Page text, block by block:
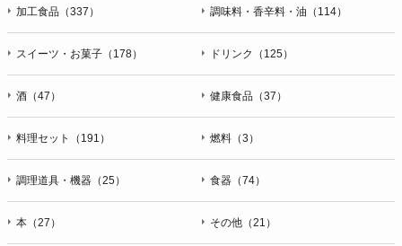
加工食品（337） 調味料・香辛料・油（114）
スイーツ・お菓子（178） ドリンク（125）
酒（47） 健康食品（37）
料理セット（191） 燃料（3）
調理道具・機器（25） 食器（74）
本（27） その他（21）